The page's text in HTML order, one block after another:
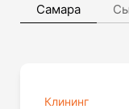
Самара
Клининг